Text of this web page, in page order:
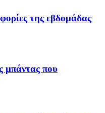
της εβδομάδας
μπάντας που